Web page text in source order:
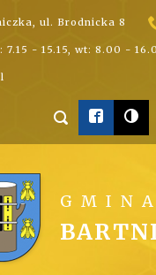
ul. Brodnicka 8
7.15 - 15.15, wt: 8.00 -
  
GMINA